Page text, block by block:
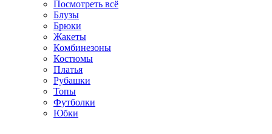
Посмотреть всё
Блузы
Брюки
Жакеты
Комбинезоны
Костюмы
Платья
Рубашки
Топы
Футболки
Юбки